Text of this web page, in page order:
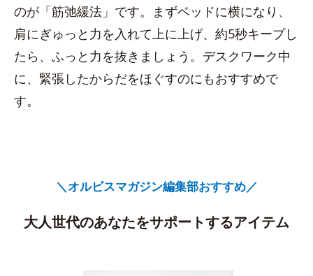
のが「筋弛緩法」です。まずベッドに横になり、
肩にぎゅっと力を入れて上に上げ、約5秒キープし
たら、ふっと力を抜きましょう。デスクワーク中
に、緊張したからだをほぐすのにもおすすめで
す。
＼オルビスマガジン編集部おすすめ／
大人世代のあなたをサポートするアイテム